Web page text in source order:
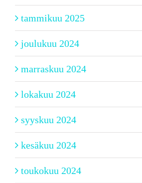
tammikuu 2025
joulukuu 2024
marraskuu 2024
lokakuu 2024
syyskuu 2024
kesäkuu 2024
toukokuu 2024